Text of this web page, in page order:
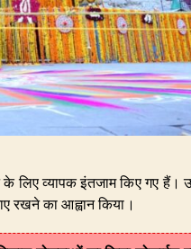
के लिए व्यापक इंतजाम किए गए हैं।
रखने का आह्वान किया।